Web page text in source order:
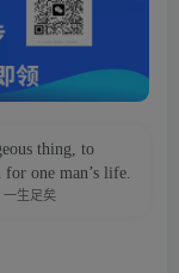
thing, to
for one man’s life.
一生足矣